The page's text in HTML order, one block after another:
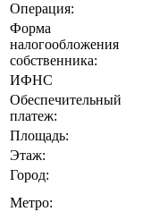
Операция:
Форма
налогообложения
собственника:
ИФНС
Обеспечительный
платеж:
Площадь:
Этаж:
Город:
Метро: